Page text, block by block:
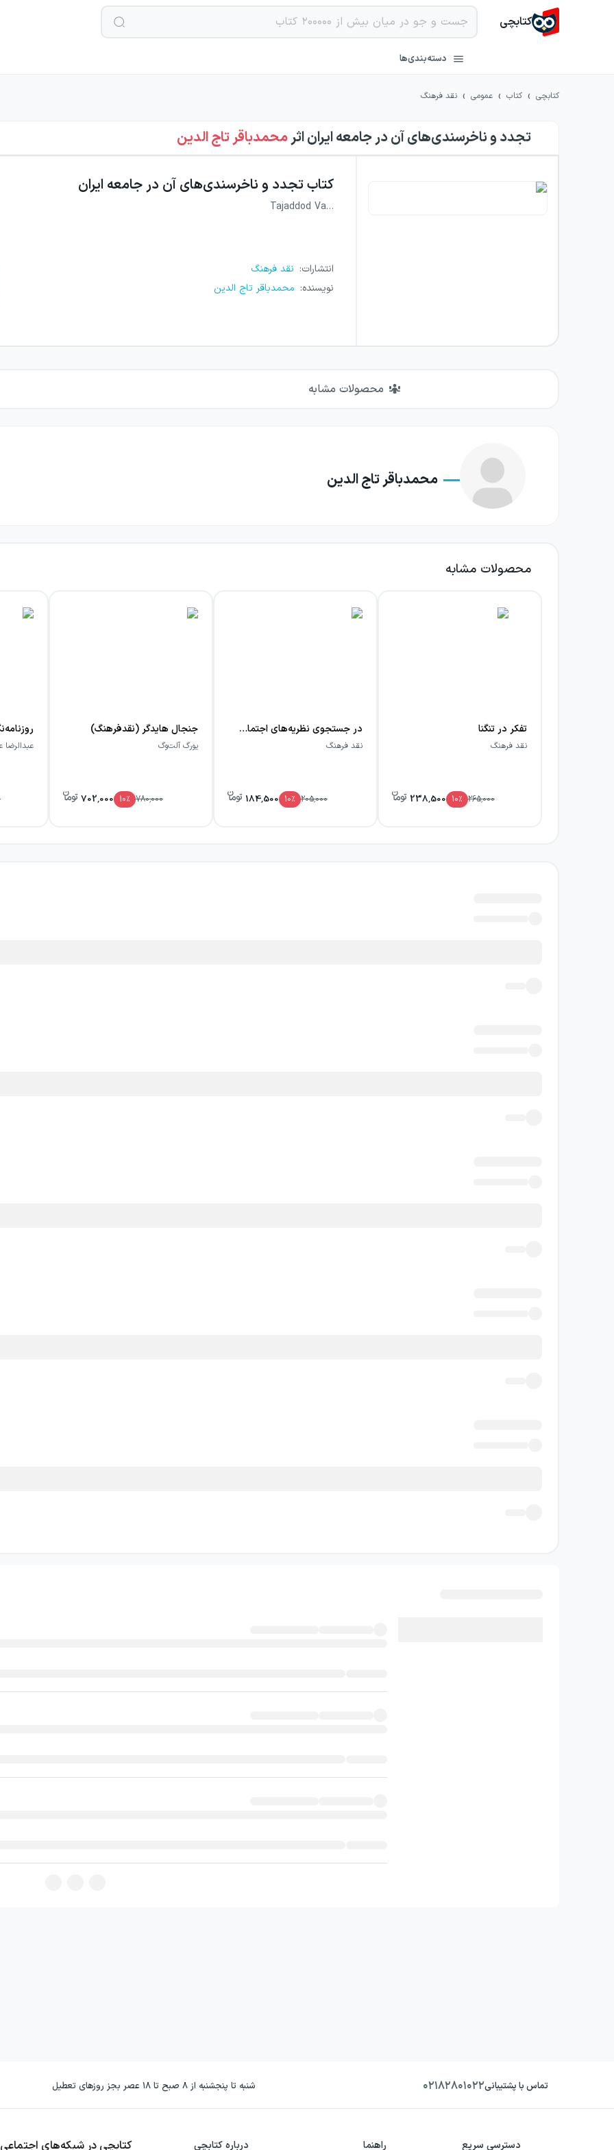
کتابچی
دسته‌بندی‌ها
کتابچی › کتاب › عمومی › نقد فرهنگ
تجدد و ناخرسندی‌های آن در جامعه ایراناثرمحمدباقر تاج الدین
کتابتجدد و ناخرسندی‌های آن در جامعه ایران
Tajaddod Va…
انتشارات: نقد فرهنگ
نویسنده: محمدباقر تاج الدین
محصولات مشابه
محمدباقر تاج الدین
محصولات مشابه
تفکر در تنگنا
نقد فرهنگ
265,000
10٪ 238,500
در جستجوی نظریه‌های اجتماعی در گفتمان شریعتی
نقد فرهنگ
205,000
10٪ 184,500
جنجال هایدگر (نقدفرهنگ)
یورگ آلت‌وگ
780,000
10٪ 702,000
عبدالرضا
تماس با پشتیبانی۰۲۱۸۲۸۰۱۰۲۲ شنبه تا پنجشنبه از ۸ صبح تا ۱۸ عصر بجز روزهای تعطیل
دسترسی سریع راهنما درباره کتابچی کتابچی در شبکه‌های اجتماعی